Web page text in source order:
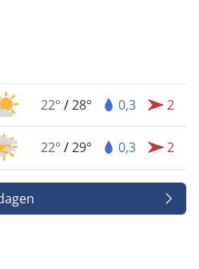
22° /28° 0,3 2
22° /29° 0,3 2